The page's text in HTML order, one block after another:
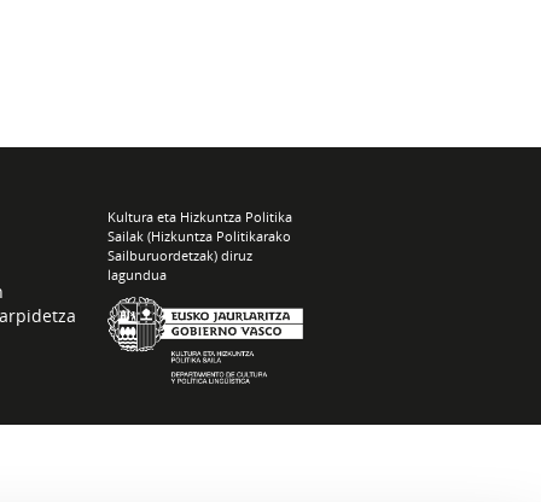
Kultura eta Hizkuntza Politika
Sailak (Hizkuntza Politikarako
Sailburuordetzak) diruz
lagundua